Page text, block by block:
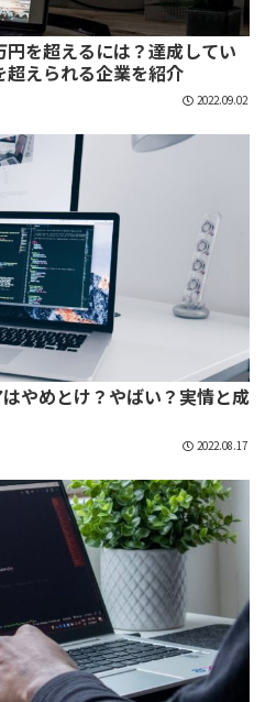
を超えるには？達成してい
えられる企業を紹介
2022.09.02
やめとけ？やばい？実情と成
2022.08.17